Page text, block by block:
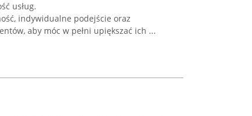
usług.
indywidualne podejście oraz
aby móc w pełni upiększać ich ...